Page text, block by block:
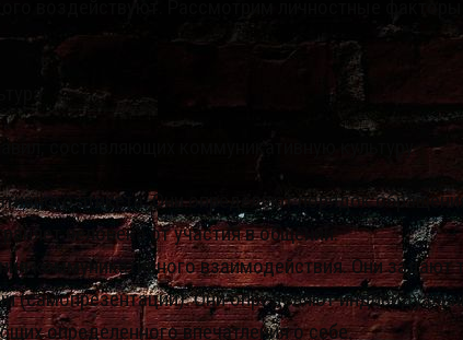
кого воздействуют. Рассмотрим личностные
составляющих коммуникативную культуру.
этикета. Они определяют порядок
человека от участия в общении.
коммуникативного взаимодействия. Они
(самопрезентации). Они определяют
определенного впечатления о себе.